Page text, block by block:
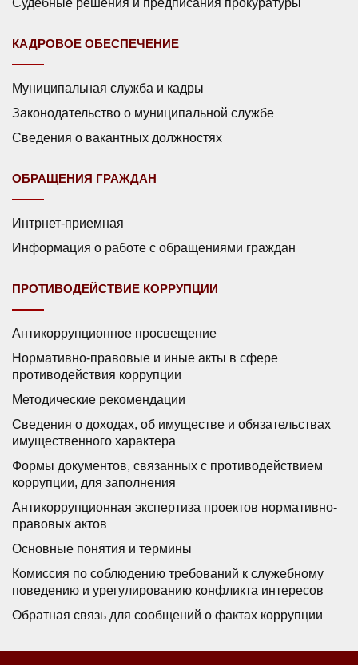
Судебные решения и предписания прокуратуры
КАДРОВОЕ ОБЕСПЕЧЕНИЕ
Муниципальная служба и кадры
Законодательство о муниципальной службе
Сведения о вакантных должностях
ОБРАЩЕНИЯ ГРАЖДАН
Интрнет-приемная
Информация о работе с обращениями граждан
ПРОТИВОДЕЙСТВИЕ КОРРУПЦИИ
Антикоррупционное просвещение
Нормативно-правовые и иные акты в сфере
противодействия коррупции
Методические рекомендации
Сведения о доходах, об имуществе и обязательствах
имущественного характера
Формы документов, связанных с противодействием
коррупции, для заполнения
Антикоррупционная экспертиза проектов нормативно-
правовых актов
Основные понятия и термины
Комиссия по соблюдению требований к служебному
поведению и урегулированию конфликта интересов
Обратная связь для сообщений о фактах коррупции